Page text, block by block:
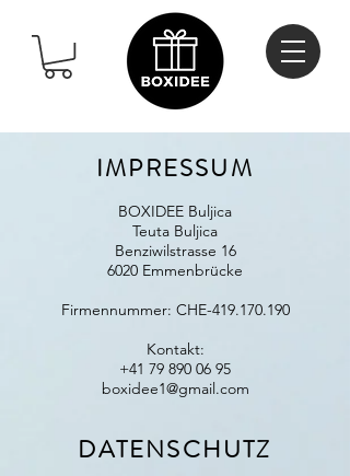
IMPRESSUM
BOXIDEE Buljica
Teuta Buljica
Benziwilstrasse 16
6020 Emmenbrücke
Firmennummer: CHE-419.170.190
Kontakt:
+41 79 890 06 95
boxidee1@gmail.com
DATENSCHUTZ